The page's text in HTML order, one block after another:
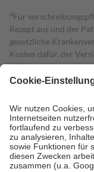
4Für
Rezept aus und der
gesetzliche
Kosten dafür, der
mit.
Grundsätzlich leisten
höchstens zehn Euro.
Kosten der Leistung
Diese Regeln gelten
Bei Heilmitteln und
Zuzahlung zehn
Verordnung.